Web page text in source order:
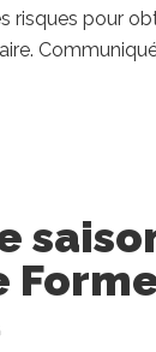
risques pour